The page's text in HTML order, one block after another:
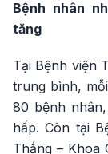
Bệnh nhân
tăng
Tại Bệnh viện
trung bình,
80 bệnh
hấp. Còn tại
Thắng – Khoa